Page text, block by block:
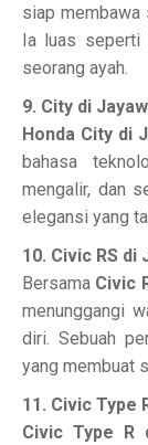
siap membawa
Ia luas seperti
seorang ayah.
9. City di
Honda City di
bahasa
mengalir, dan
elegansi yang
10. Civic RS di
Bersama Civic
menunggangi
diri. Sebuah
yang membuat
11. Civic Type
Civic Type R